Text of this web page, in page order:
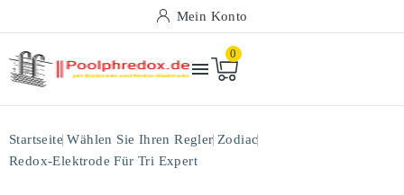
Mein Konto

0
Startseite Wählen Sie Ihren Regler Zodiac
Redox-Elektrode Für Tri Expert